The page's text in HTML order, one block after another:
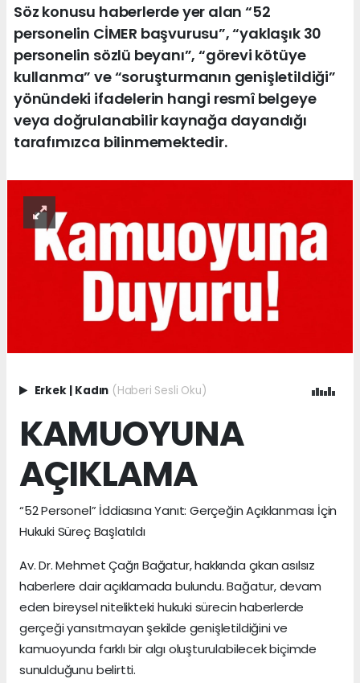
Söz konusu haberlerde yer alan “52
personelin CİMER başvurusu”, “yaklaşık 30
personelin sözlü beyanı”, “görevi kötüye
kullanma” ve “soruşturmanın genişletildiği”
yönündeki ifadelerin hangi resmî belgeye
veya doğrulanabilir kaynağa dayandığı
tarafımızca bilinmemektedir.
Erkek | Kadın (Haberi Sesli Oku)
KAMUOYUNA
AÇIKLAMA
“52 Personel” İddiasına Yanıt: Gerçeğin Açıklanması İçin
Hukuki Süreç Başlatıldı
Av. Dr. Mehmet Çağrı Bağatur, hakkında çıkan asılsız
haberlere dair açıklamada bulundu. Bağatur, devam
eden bireysel nitelikteki hukuki sürecin haberlerde
gerçeği yansıtmayan şekilde genişletildiğini ve
kamuoyunda farklı bir algı oluşturulabilecek biçimde
sunulduğunu belirtti.